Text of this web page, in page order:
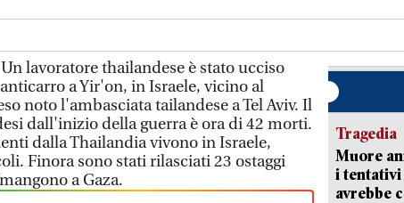
lavoratore thailandese è stato ucciso
a Yir'on, in Israele, vicino al
noto l'ambasciata tailandese a Tel Aviv. Il
dall'inizio della guerra è ora di 42 morti.
dalla Thailandia vivono in Israele,
Finora sono stati rilasciati 23 ostaggi
a Gaza.
Tragedia
Muore
i tentativi
avrebbe